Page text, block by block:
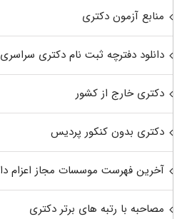
منابع آزمون دکتری
دانلود دفترچه ثبت نام دکتری سراسری
دکتری خارج از کشور
دکتری بدون کنکور پردیس
آخرین فهرست موسسات مجاز اعزام
مصاحبه با رتبه های برتر دکتری